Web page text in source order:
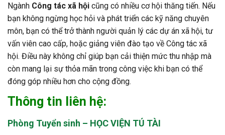
Ngành Công tác xã hội cũng có nhiều cơ hội thăng tiến. Nếu
bạn không ngừng học hỏi và phát triển các kỹ năng chuyên
môn, bạn có thể trở thành người quản lý các dự án xã hội, tư
vấn viên cao cấp, hoặc giảng viên đào tạo về Công tác xã
hội. Điều này không chỉ giúp bạn cải thiện mức thu nhập mà
còn mang lại sự thỏa mãn trong công việc khi bạn có thể
đóng góp nhiều hơn cho cộng đồng.
Thông tin liên hệ:
Phòng Tuyển sinh – HỌC VIỆN TÚ TÀI